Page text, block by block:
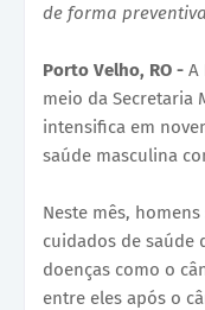
de forma preventiva
Porto Velho, RO - A
meio da Secretaria
intensifica em
saúde masculina
Neste mês,
cuidados de saúde
doenças como o
entre eles após o